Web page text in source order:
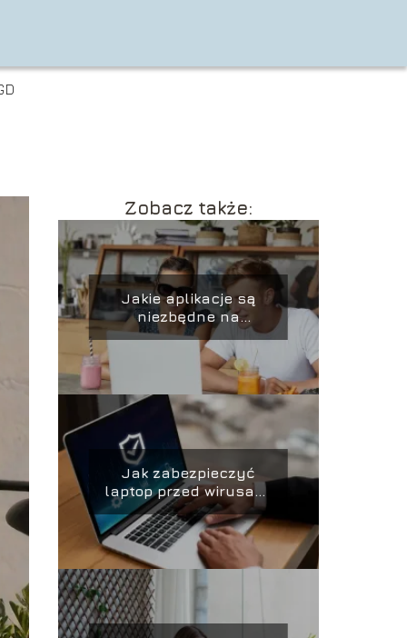
Zobacz także:
Jakie aplikacje są
niezbędne na
laptopie?
Jak zabezpieczyć
laptop przed wirusami
– skuteczne metody
ochrony i
zabezpieczania
danych